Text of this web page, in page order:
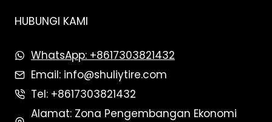
HUBUNGI KAMI
WhatsApp: +8617303821432
Email: info@shuliytire.com
Tel: +8617303821432
Alamat: Zona Pengembangan Ekonomi